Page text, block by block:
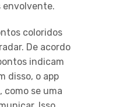
envolvente.
coloridos
De acordo
indicam
disso, o app
como se uma